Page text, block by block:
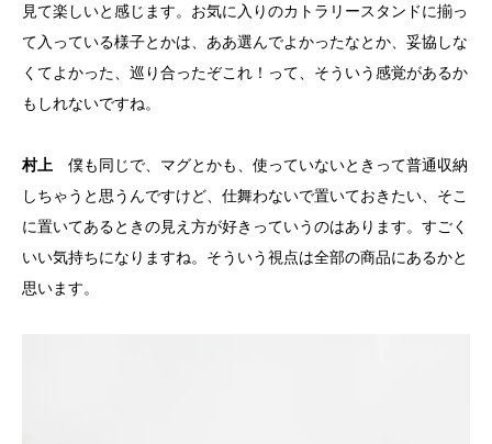
見て楽しいと感じます。お気に入りのカトラリースタンドに揃っ
て入っている様子とかは、ああ選んでよかったなとか、妥協しな
くてよかった、巡り合ったぞこれ！って、そういう感覚があるか
もしれないですね。
村上 僕も同じで、マグとかも、使っていないときって普通収納
しちゃうと思うんですけど、仕舞わないで置いておきたい、そこ
に置いてあるときの見え方が好きっていうのはあります。すごく
いい気持ちになりますね。そういう視点は全部の商品にあるかと
思います。